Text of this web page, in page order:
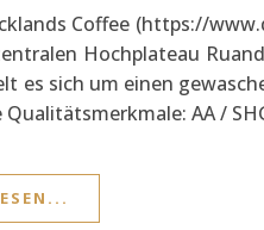
Coffee (https://
Hochplateau
es sich um einen
AA /